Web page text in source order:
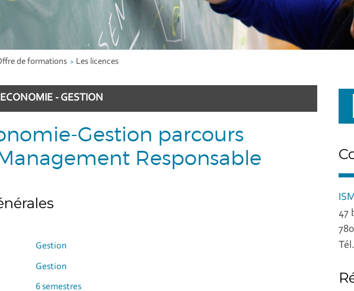
de formations Les licences
- GESTION
Gestion parcours
Responsable
Gestion
Gestion
6 semestres
47